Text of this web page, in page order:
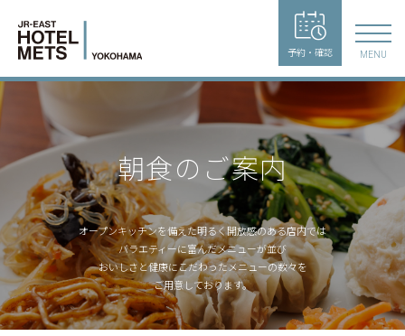
予約・確認 MENU
朝食のご案内
オープンキッチンを備えた明るく開放感のある店内では
バラエティーに富んだメニューが並び
おいしさと健康にこだわったメニューの数々を
ご用意しております。